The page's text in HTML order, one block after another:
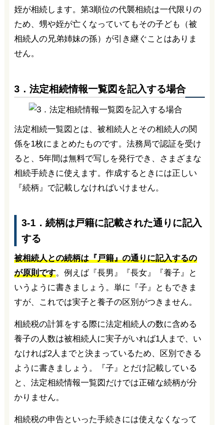
姪が相続します。第3順位の代襲相続は一代限りの
ため、甥や姪が亡くなっていてもその子ども（被
相続人の兄弟姉妹の孫）が引き継ぐことはありま
せん。
3．法定相続情報一覧図を記入する場合
法定相続一覧図とは、被相続人とその相続人の関
係を1枚にまとめたものです。法務局で認証を受け
ると、5年間は無料で写しを発行でき、さまざまな
相続手続きに使えます。作成するときには正しい
『続柄』で記載しなければいけません。
3-1．続柄は戸籍に記載された通りに記入
する
被相続人との続柄は『戸籍』の通りに記入するの
が原則です。例えば『長男』『長女』『養子』と
いうように書きましょう。単に『子』ともできま
すが、これでは実子と養子の区別がつきません。
相続税の計算をする際に法定相続人の数に含める
養子の人数は被相続人に実子がいれば1人まで、い
なければ2人までと決まっているため、区別できる
ように書きましょう。『子』とだけ記載している
と、法定相続情報一覧図だけでは正確な続柄が分
かりません。
相続税の申告といった手続きには使えなくなって